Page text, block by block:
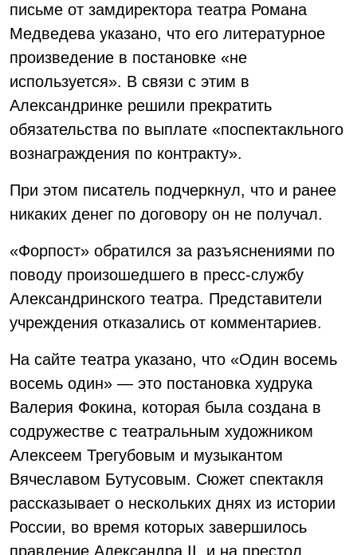
письме от замдиректора театра Романа
Медведева указано, что его литературное
произведение в постановке «не
используется». В связи с этим в
Александринке решили прекратить
обязательства по выплате «поспектакльного
вознаграждения по контракту».
При этом писатель подчеркнул, что и ранее
никаких денег по договору он не получал.
«Форпост» обратился за разъяснениями по
поводу произошедшего в пресс-службу
Александринского театра. Представители
учреждения отказались от комментариев.
На сайте театра указано, что «Один восемь
восемь один» — это постановка худрука
Валерия Фокина, которая была создана в
содружестве с театральным художником
Алексеем Трегубовым и музыкантом
Вячеславом Бутусовым. Сюжет спектакля
рассказывает о нескольких днях из истории
России, во время которых завершилось
правление Александра II, и на престол